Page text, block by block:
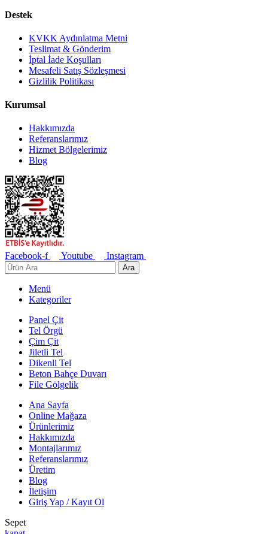
Destek
KVKK Aydınlatma Metni
Teslimat & Gönderim
İptal İade Koşulları
Mesafeli Satış Sözleşmesi
Gizlilik Politikası
Kurumsal
Hakkımızda
Referanslarımız
Hizmet Bölgelerimiz
Blog
Facebook-f Youtube Instagram
Ara
Menü
Kategoriler
Panel Çit
Tel Örgü
Çim Çit
Jiletli Tel
Dikenli Tel
Beton Bahçe Duvarı
File Gölgelik
Ana Sayfa
Online Mağaza
Ürünlerimiz
Hakkımızda
Montajlarımız
Referanslarımız
Üretim
Blog
İletişim
Giriş Yap / Kayıt Ol
Sepet